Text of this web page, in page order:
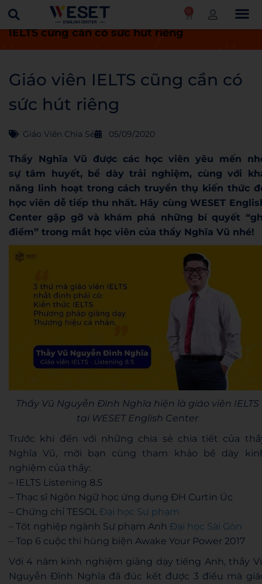
0
Trang chủ Giáo viên chia sẻ
Giáo viên
IELTS cũng cần có sức hút riêng
Giáo viên IELTS cũng cần có
sức hút riêng
Giáo Viên Chia Sẻ 05/09/2020
Thầy Nghĩa Vũ được các học viên yêu mến
sự tâm huyết, bề dày trải nghiệm, cùng với
năng linh hoạt trong cách truyền thụ kiến thức
học viên dễ tiếp thu nhất. Hãy cùng WESET
Center gặp gỡ và khám phá những bí quyết
điểm” trong mắt học viên của thầy Nghĩa Vũ nhé!
Thầy Vũ Nguyễn Đình Nghĩa hiện là giáo viên IELTS
tại WESET English Center
Trước khi đến với những chia sẻ chia tiết của
Nghĩa Vũ, mời bạn cùng tham khảo bề dày
nghiệm của thầy:
– IELTS Listening 8.5
– Thạc sĩ Ngôn Ngữ học ứng dụng ĐH Curtin Úc
– Chứng chỉ TESOL Đại học Sư phạm
– Tốt nghiệp ngành Sư phạm Anh Đại học Sài Gòn
– Top 6 cuộc thi hùng biện Awake Your Power 2017
Với 4 năm kinh nghiệm giảng dạy tiếng Anh, thầy
Nguyễn Đình Nghĩa đã đúc kết được 3 điều mà